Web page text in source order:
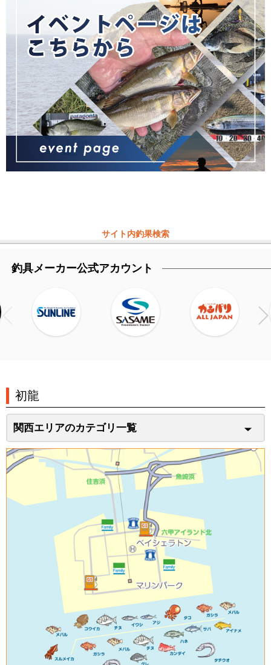
サイト内釣果検索
釣具メーカー公式アカウント
初龍
関西エリアのカテゴリ一覧